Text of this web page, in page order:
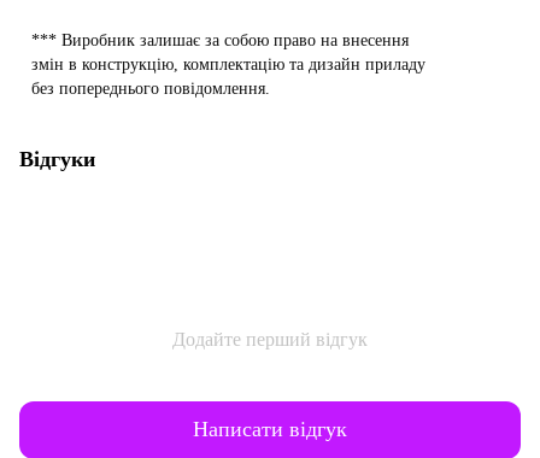
*** Виробник залишає за собою право на внесення
змін в конструкцію, комплектацію та дизайн приладу
без попереднього повідомлення.
Відгуки
Додайте перший відгук
Написати відгук